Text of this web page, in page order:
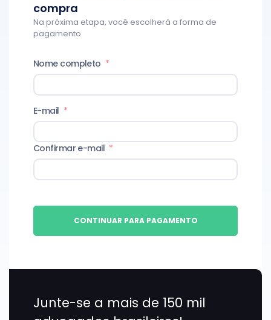
compra
Na próxima etapa, você escolherá a forma de
pagamento
Nome completo *
E-mail *
Confirmar e-mail *
CONTINUAR PARA PAGAMENTO
Junte-se a mais de 150 mil